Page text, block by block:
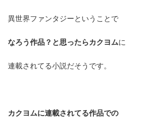
異世界ファンタジーということで
なろう作品？と思ったらカクヨムに
連載されてる小説だそうです。
カクヨムに連載されてる作品での